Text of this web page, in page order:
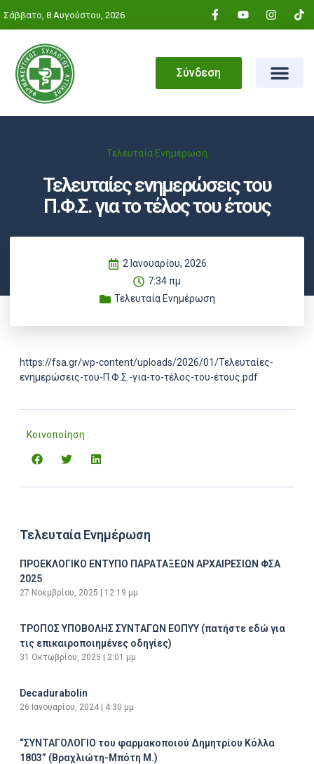
Σάββατο, 8 Αυγούστου, 2026
Σύνδεση
Τελευταία Ενημέρωση
Τελευταίες ενημερώσεις του
Π.Φ.Σ. για το τέλος του έτους
2 Ιανουαρίου, 2026
7:34 πμ
Τελευταία Ενημέρωση
https://fsa.gr/wp-content/uploads/2026/01/Τελευταίες-
ενημερώσεις-του-Π.Φ.Σ.-για-το-τέλος-του-έτους.pdf
Κοινοποίηση :
Τελευταία Ενημέρωση
ΠΡΟΕΚΛΟΓΙΚΟ ΕΝΤΥΠΟ ΠΑΡΑΤΑΞΕΩΝ ΑΡΧΑΙΡΕΣΙΩΝ ΦΣΑ
2025
27 Νοεμβρίου, 2025 12:19 μμ
ΤΡΟΠΟΣ ΥΠΟΒΟΛΗΣ ΣΥΝΤΑΓΩΝ ΕΟΠΥΥ (πατήστε εδώ για
τις επικαιροποιημένες οδηγίες)
31 Οκτωβρίου, 2025 2:01 μμ
Decadurabolin
26 Ιανουαρίου, 2024 4:30 μμ
“ΣΥΝΤΑΓΟΛΟΓΙΟ του φαρμακοποιού Δημητρίου Κόλλα
1803” (Βραχλιώτη-Μπότη Μ.)